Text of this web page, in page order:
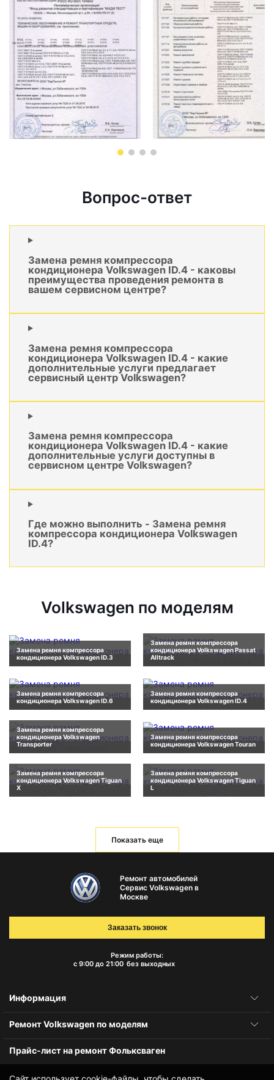
Вопрос-ответ
Замена ремня компрессора
кондиционера Volkswagen ID.4 - каковы
преимущества проведения ремонта в
вашем сервисном центре?
Замена ремня компрессора
кондиционера Volkswagen ID.4 - какие
дополнительные услуги предлагает
сервисный центр Volkswagen?
Замена ремня компрессора
кондиционера Volkswagen ID.4 - какие
дополнительные услуги доступны в
сервисном центре Volkswagen?
Где можно выполнить - Замена ремня
компрессора кондиционера Volkswagen
ID.4?
Volkswagen по моделям
Замена ремня компрессора
кондиционера Volkswagen ID.3
Замена ремня компрессора
кондиционера Volkswagen Passat
Alltrack
Замена ремня компрессора
кондиционера Volkswagen ID.6
Замена ремня компрессора
кондиционера Volkswagen ID.4
Замена ремня компрессора
кондиционера Volkswagen
Transporter
Замена ремня компрессора
кондиционера Volkswagen Touran
Замена ремня компрессора
кондиционера Volkswagen Tiguan
X
Замена ремня компрессора
кондиционера Volkswagen Tiguan
L
Показать еще
Ремонт автомобилей
Сервис Volkswagen в
Москве
Режим работы:
с 9:00 до 21:00 без выходных
Заказать звонок
Информация
Ремонт Volkswagen по моделям
Прайс-лист на ремонт Фольксваген